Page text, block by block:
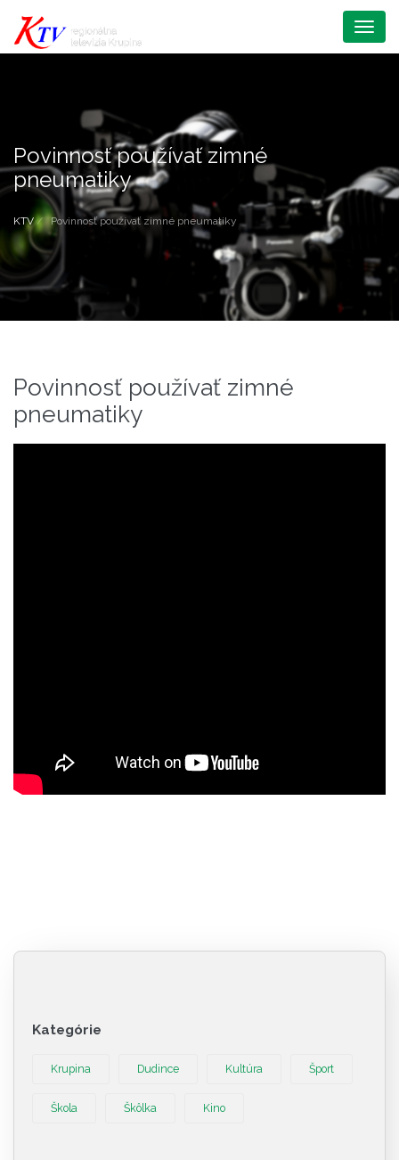
Menu
Povinnosť používať zimné
pneumatiky
KTV Povinnosť používať zimné pneumatiky
Povinnosť používať zimné
pneumatiky
Kategórie
Krupina Dudince Kultúra Šport
Škola Škôlka Kino